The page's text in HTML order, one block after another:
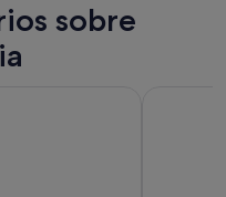
sobre